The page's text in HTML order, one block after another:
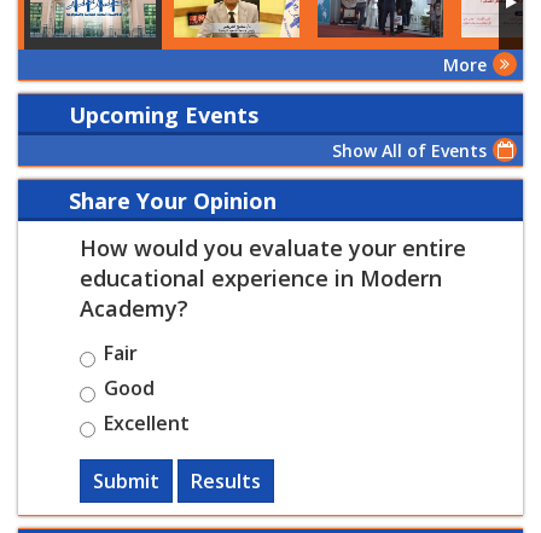
More
Upcoming Events
Show All of Events
Share Your Opinion
How would you evaluate your entire
educational experience in Modern
Academy?
Fair
Good
Excellent
Submit Results